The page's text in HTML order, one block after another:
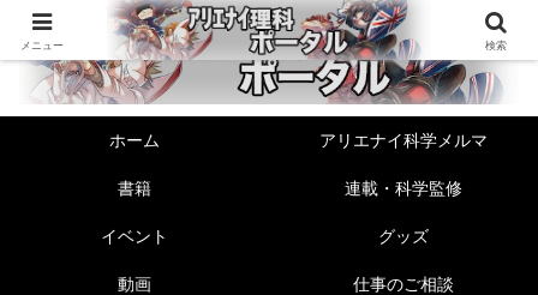
ホーム アリエナイ科学メルマ
書籍 連載・科学監修
イベント グッズ
動画 仕事のご相談
メニュー 検索